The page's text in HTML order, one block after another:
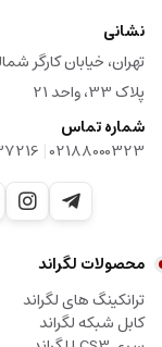
نشانی
تهران، خیابان کارگر
پلاک 33، واحد 21
شماره تماس
02188000323
|
محصولات لگراند
ترانکینگ های لگراند
کابل شبکه لگراند